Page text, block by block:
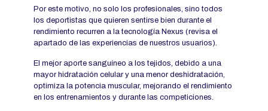
Por este motivo, no solo los profesionales, sino todos
los deportistas que quieren sentirse bien durante el
rendimiento recurren a la tecnología Nexus (revisa el
apartado de las experiencias de nuestros usuarios).
El mejor aporte sanguíneo a los tejidos, debido a una
mayor hidratación celular y una menor deshidratación,
optimiza la potencia muscular, mejorando el rendimiento
en los entrenamientos y durante las competiciones.